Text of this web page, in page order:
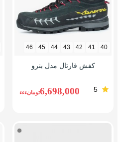
40
41
42
43
44
45
46
کفش قارتال مدل بنرو
5
6,698,000تومانءءء
طوسی